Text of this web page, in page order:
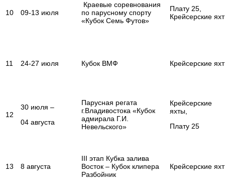
10 09-13 июля
Краевые соревнования
по парусному спорту
«Кубок Семь Футов»
Плату 25,
Крейсерские
11 24-27 июля Кубок ВМФ Крейсерские
12
30 июля –
04 августа
Парусная регата
г.Владивостока «Кубок
адмирала Г.И.
Невельского»
Крейсерские
яхты,
Плату 25
13 8 августа
III этап Кубка залива
Восток – Кубок клипера
Разбойник
Крейсерские